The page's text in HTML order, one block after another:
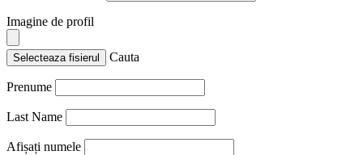
Imagine de profil
Selecteaza fisierul Cauta
Prenume
Last Name
Afișați numele